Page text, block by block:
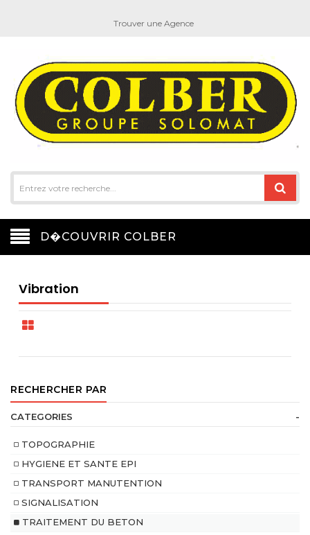
Trouver une Agence
D�COUVRIR COLBER
Vibration
RECHERCHER PAR
CATEGORIES -
TOPOGRAPHIE
HYGIENE ET SANTE EPI
TRANSPORT MANUTENTION
SIGNALISATION
TRAITEMENT DU BETON